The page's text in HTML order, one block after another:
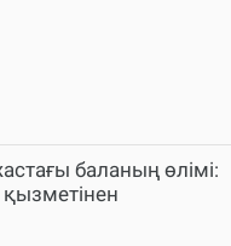
баланың өлімі: